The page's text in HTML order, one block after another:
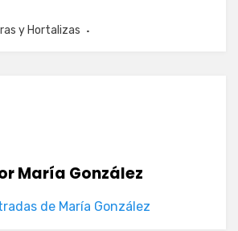
y Hortalizas
María González
de María González